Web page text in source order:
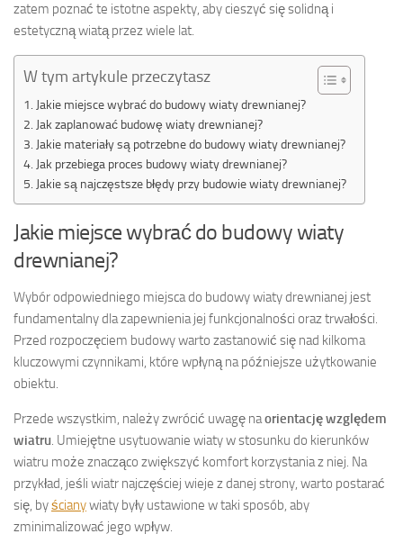
zatem poznać te istotne aspekty, aby cieszyć się solidną i
estetyczną wiatą przez wiele lat.
W tym artykule przeczytasz
Jakie miejsce wybrać do budowy wiaty drewnianej?
Jak zaplanować budowę wiaty drewnianej?
Jakie materiały są potrzebne do budowy wiaty drewnianej?
Jak przebiega proces budowy wiaty drewnianej?
Jakie są najczęstsze błędy przy budowie wiaty drewnianej?
Jakie miejsce wybrać do budowy wiaty
drewnianej?
Wybór odpowiedniego miejsca do budowy wiaty drewnianej jest
fundamentalny dla zapewnienia jej funkcjonalności oraz trwałości.
Przed rozpoczęciem budowy warto zastanowić się nad kilkoma
kluczowymi czynnikami, które wpłyną na późniejsze użytkowanie
obiektu.
Przede wszystkim, należy zwrócić uwagę naorientację względem
wiatru . Umiejętne usytuowanie wiaty w stosunku do kierunków
wiatru może znacząco zwiększyć komfort korzystania z niej. Na
przykład, jeśli wiatr najczęściej wieje z danej strony, warto postarać
się, byścianywiaty były ustawione w taki sposób, aby
zminimalizować jego wpływ.